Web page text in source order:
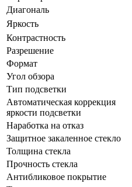
Диагональ
Яркость
Контрастность
Разрешение
Формат
Угол обзора
Тип подсветки
Автоматическая коррекция
яркости подсветки
Наработка на отказ
Защитное закаленное стекло
Толщина стекла
Прочность стекла
Антибликовое покрытие